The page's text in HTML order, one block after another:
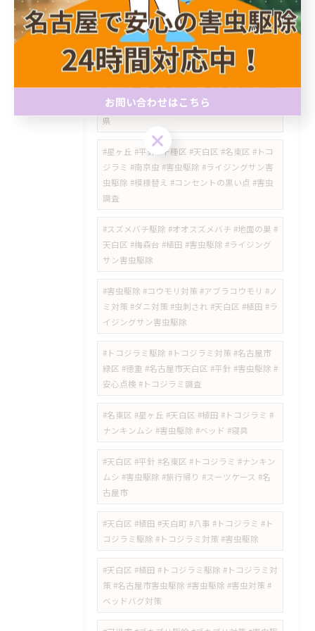
新瑞橋スズメバチ #瑞穂運動場東 #瑞穂区ハチ
駆除 #ハチの巣調査 #スズメバチ調査 #ベラン
ダの蜂 #名古屋害虫駆除 #ライジングサン害虫
駆除
#春日井市 #ゴキブリ駆除 #ゴキブリ対策 #害虫
駆除 #メゾネット #侵入経路 #薬剤散布 #愛知
県
​#星ヶ丘 #平針 #千種区 #天白区 #名東区 #トコ
ジラミ #南京虫 #害虫駆除 #ライジングサン害
虫駆除 #模様替え #コンセントの黒い点 #害虫
調査
#スズメバチ駆除 #オオスズメバチ #地面の巣 #
天白区 #梅森台 #植田 #害虫駆除 #ライジング
サン害虫駆除
#害虫駆除 #コウモリ対策 #アブラコウモリ #ノ
ミ対策 #ダニ対策 #虫刺され #天白区 #植田 #ラ
イジングサン害虫駆除
#トコジラミ駆除 #トコジラミ対策 #名古屋市
緑区 #徳重 #名古屋市天白区 #平針 #害虫駆除 #
安心点検 #トコジラミ調査
#名東区 #星ヶ丘 #天白区 #植田 #トコジラミ #
ナンキンムシ #害虫駆除 #ベッド #寝具
#天白区 #平針 #名東区 #トコジラミ #ナンキン
ムシ #害虫駆除 #旅行帰り #スーツケース #名
古屋市
#天白区 #植田 #天白町 #八事 #トコジラミ #ト
コジラミ駆除 #トコジラミ対策 #害虫駆除
#天白区 #植田 #トコジラミ駆除 #トコジラミ対
策 #名古屋市害虫駆除 #害虫駆除 #害虫対策 #
ベッドバグ対策
お問い合わせはこちら
お問い合わせはこちら